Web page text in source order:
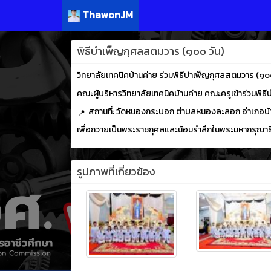
ThawonJM
พิธีบำเพ็ญกุศลสตมวาร (๑๐๐ วัน)
วิทยาลัยเทคนิคบ้านค่าย ร่วมพิธีบำเพ็ญกุศลสตมวาร (๑
คณะผู้บริหารวิทยาลัยเทคนิคบ้านค่าย คณะครูเข้าร่วมพิ
สถานที่: วัดหนองกระบอก ตำบลหนองละลอก อำเภอ
เพื่อถวายเป็นพระราชกุศลและน้อมรำลึกในพระมหากรุ
รูปภาพที่เกี่ยวข้อง